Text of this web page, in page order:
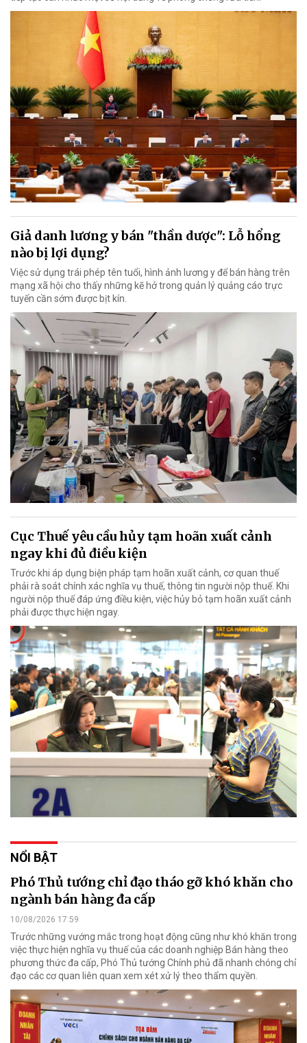
Giả danh lương y bán "thần dược": Lỗ hổng
nào bị lợi dụng?
Việc sử dụng trái phép tên tuổi, hình ảnh lương y để bán hàng trên
mạng xã hội cho thấy những kẽ hở trong quản lý quảng cáo trực
tuyến cần sớm được bịt kín.
Cục Thuế yêu cầu hủy tạm hoãn xuất cảnh
ngay khi đủ điều kiện
Trước khi áp dụng biện pháp tạm hoãn xuất cảnh, cơ quan thuế
phải rà soát chính xác nghĩa vụ thuế, thông tin người nộp thuế. Khi
người nộp thuế đáp ứng điều kiện, việc hủy bỏ tạm hoãn xuất cảnh
phải được thực hiện ngay.
NỔI BẬT
Phó Thủ tướng chỉ đạo tháo gỡ khó khăn cho
ngành bán hàng đa cấp
10/08/2026 17:59
Trước những vướng mắc trong hoạt động cũng như khó khăn trong
việc thực hiện nghĩa vụ thuế của các doanh nghiệp Bán hàng theo
phương thức đa cấp, Phó Thủ tướng Chính phủ đã nhanh chóng chỉ
đạo các cơ quan liên quan xem xét xử lý theo thẩm quyền.